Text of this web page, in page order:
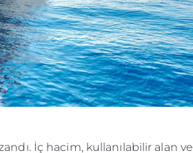
İç hacim, kullanılabilir alan ve